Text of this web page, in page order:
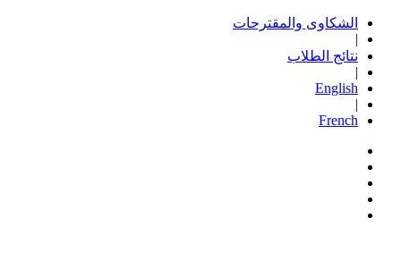
الشكاوى والمقترحات
|
نتائج الطلاب
|
English
|
French